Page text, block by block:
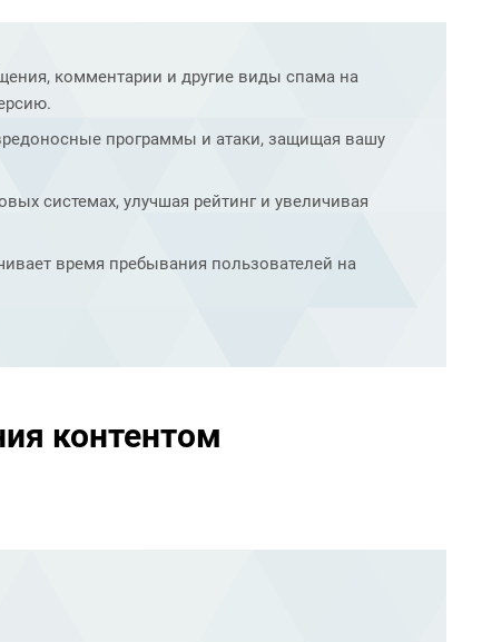
комментарии и другие виды спама на
программы и атаки, защищая вашу
системах, улучшая рейтинг и увеличивая
время пребывания пользователей на
контентом